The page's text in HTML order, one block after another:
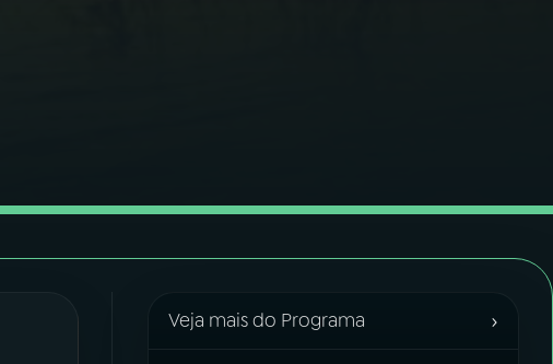
Veja mais do Programa ›